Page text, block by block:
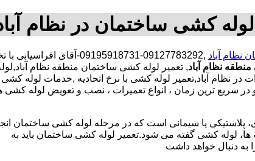
کشی ساختمان در نظام
نظام آباد
,09127783292-09195918731-
نظام آباد, تعمیر لوله کشی ساختمان منطقه نظام
نظام آباد,تعمیر لوله کشی با نرخ اتحادیه ,خدمات لوله
سریع ترین زمان ، انواع تعمیرات ، نصب و تعویض لوله کشی
پلاستیکی یا سیمانی است که در مرحله لوله کشی ساختمان
لوله کشی گفته می شود.تعمیر لوله کشی ساختمان باید به
به دنبال خواهد داشت